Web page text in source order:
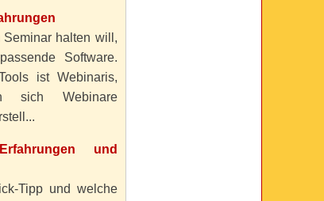
halten will,
Software.
ist Webinaris,
sich Webinare
und
Tipp und welche